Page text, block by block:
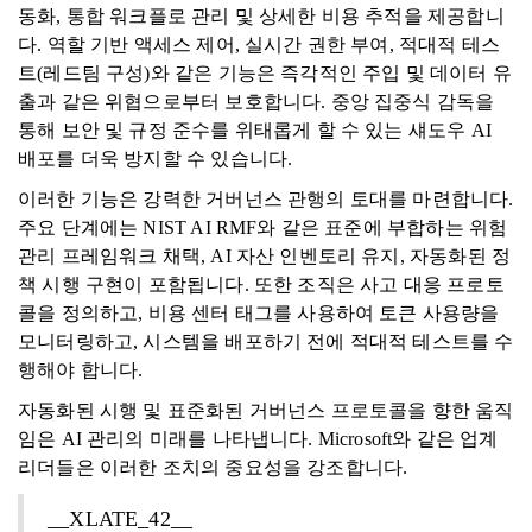
동화, 통합 워크플로 관리 및 상세한 비용 추적을 제공합니
다. 역할 기반 액세스 제어, 실시간 권한 부여, 적대적 테스
트(레드팀 구성)와 같은 기능은 즉각적인 주입 및 데이터 유
출과 같은 위협으로부터 보호합니다. 중앙 집중식 감독을
통해 보안 및 규정 준수를 위태롭게 할 수 있는 섀도우 AI
배포를 더욱 방지할 수 있습니다.
이러한 기능은 강력한 거버넌스 관행의 토대를 마련합니다.
주요 단계에는 NIST AI RMF와 같은 표준에 부합하는 위험
관리 프레임워크 채택, AI 자산 인벤토리 유지, 자동화된 정
책 시행 구현이 포함됩니다. 또한 조직은 사고 대응 프로토
콜을 정의하고, 비용 센터 태그를 사용하여 토큰 사용량을
모니터링하고, 시스템을 배포하기 전에 적대적 테스트를 수
행해야 합니다.
자동화된 시행 및 표준화된 거버넌스 프로토콜을 향한 움직
임은 AI 관리의 미래를 나타냅니다. Microsoft와 같은 업계
리더들은 이러한 조치의 중요성을 강조합니다.
__XLATE_42__